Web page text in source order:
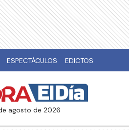
ESPECTÁCULOS EDICTOS
agosto de 2026